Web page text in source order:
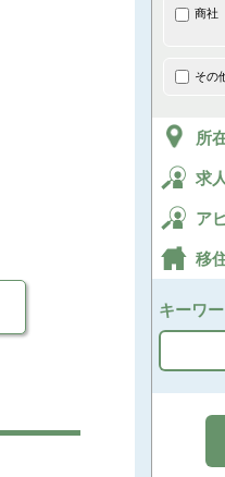
商社
その
所
求
ア
移
キーワ